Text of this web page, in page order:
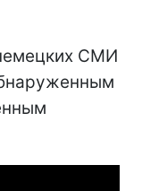
СМИ